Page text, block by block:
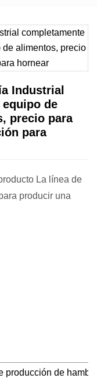
Industrial
de
precio para
para
La línea de
producir una
producción de